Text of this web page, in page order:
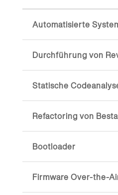
Automatisierte
Durchführung von
Statische
Refactoring von
Bootloader
Firmware Over-the-